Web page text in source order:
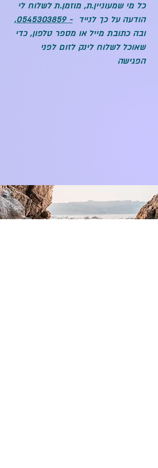
כל מי שמעוניין.ת, מוזמן.ת לשלוח לי
הודעה על כך לנייד-
0545303859
,
ובה כתובת מייל או מספר טלפון, כדי
שאוכל לשלוח לינק לזום לפני
הפגישה